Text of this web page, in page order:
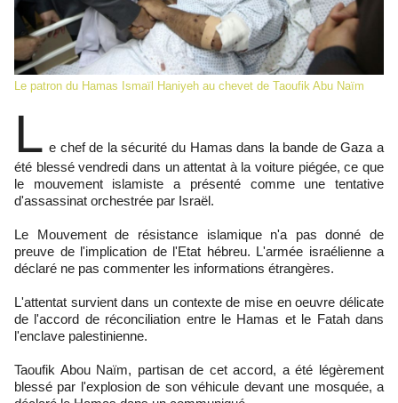
Le patron du Hamas Ismaïl Haniyeh au chevet de Taoufik Abu Naïm
L e chef de la sécurité du Hamas dans la bande de Gaza a
été blessé vendredi dans un attentat à la voiture piégée, ce que
le mouvement islamiste a présenté comme une tentative
d'assassinat orchestrée par Israël.
Le Mouvement de résistance islamique n'a pas donné de
preuve de l'implication de l'Etat hébreu. L'armée israélienne a
déclaré ne pas commenter les informations étrangères.
L'attentat survient dans un contexte de mise en oeuvre délicate
de l'accord de réconciliation entre le Hamas et le Fatah dans
l'enclave palestinienne.
Taoufik Abou Naïm, partisan de cet accord, a été légèrement
blessé par l'explosion de son véhicule devant une mosquée, a